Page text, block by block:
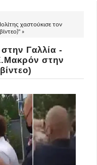
χαστούκισε τον
»
Γαλλία -
στην